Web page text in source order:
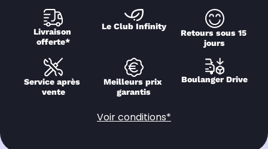
Livraison
offerte*
Le Club Infinity
Retours sous 15
jours
Service après
vente
Meilleurs prix
garantis
Boulanger Drive
Voir conditions*